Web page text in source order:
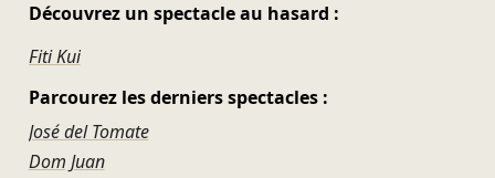
Découvrez un spectacle au hasard :
Fiti Kui
Parcourez les derniers spectacles :
José del Tomate
Dom Juan